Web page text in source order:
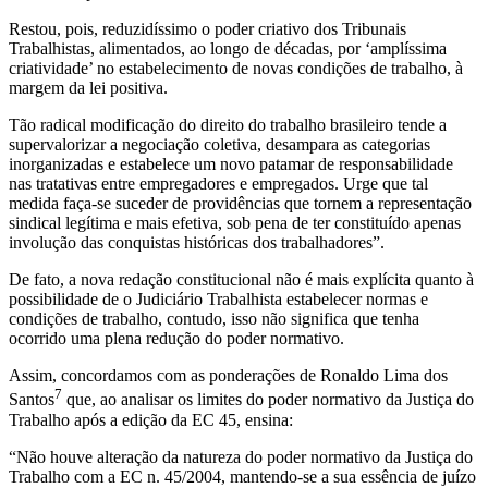
Restou, pois, reduzidíssimo o poder criativo dos Tribunais
Trabalhistas, alimentados, ao longo de décadas, por ‘amplíssima
criatividade’ no estabelecimento de novas condições de trabalho, à
margem da lei positiva.
Tão radical modificação do direito do trabalho brasileiro tende a
supervalorizar a negociação coletiva, desampara as categorias
inorganizadas e estabelece um novo patamar de responsabilidade
nas tratativas entre empregadores e empregados. Urge que tal
medida faça-se suceder de providências que tornem a representação
sindical legítima e mais efetiva, sob pena de ter constituído apenas
involução das conquistas históricas dos trabalhadores”.
De fato, a nova redação constitucional não é mais explícita quanto à
possibilidade de o Judiciário Trabalhista estabelecer normas e
condições de trabalho, contudo, isso não significa que tenha
ocorrido uma plena redução do poder normativo.
Assim, concordamos com as ponderações de Ronaldo Lima dos
Santos7 que, ao analisar os limites do poder normativo da Justiça do
Trabalho após a edição da EC 45, ensina:
“Não houve alteração da natureza do poder normativo da Justiça do
Trabalho com a EC n. 45/2004, mantendo-se a sua essência de juízo